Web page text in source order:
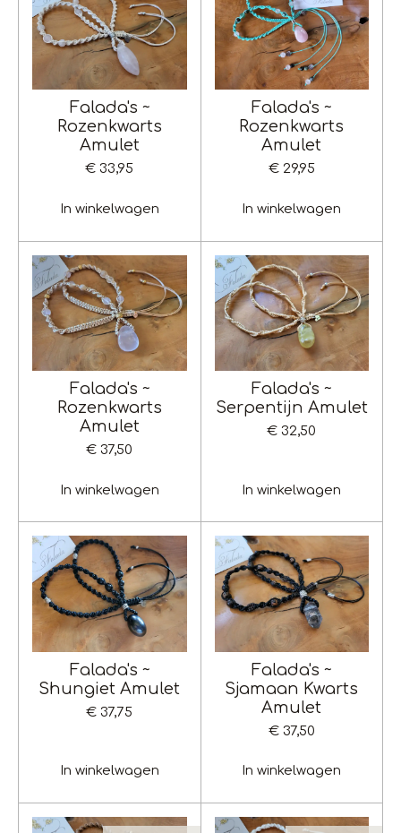
Falada's ~
Rozenkwarts
Amulet
€ 33,95
In winkelwagen
Falada's ~
Rozenkwarts
Amulet
€ 29,95
In winkelwagen
Falada's ~
Rozenkwarts
Amulet
€ 37,50
In winkelwagen
Falada's ~
Serpentijn Amulet
€ 32,50
In winkelwagen
Falada's ~
Shungiet Amulet
€ 37,75
In winkelwagen
Falada's ~
Sjamaan Kwarts
Amulet
€ 37,50
In winkelwagen